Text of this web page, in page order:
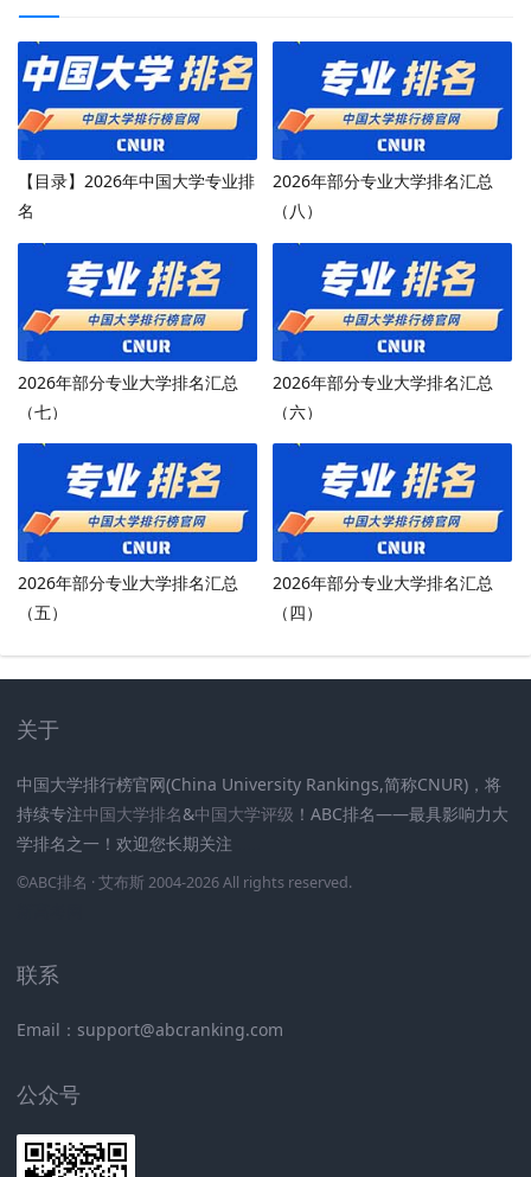
【目录】2026年中国大学专业排
名
2026年部分专业大学排名汇总
（八）
2026年部分专业大学排名汇总
（七）
2026年部分专业大学排名汇总
（六）
2026年部分专业大学排名汇总
（五）
2026年部分专业大学排名汇总
（四）
关于
中国大学排行榜官网(China University Rankings,简称CNUR)，将
持续专注中国大学排名&中国大学评级 ！ABC排名——最具影响力大
学排名之一！欢迎您长期关注
©ABC排名 · 艾布斯 2004-2026 All rights reserved.
联系
Email：support@abcranking.com
公众号